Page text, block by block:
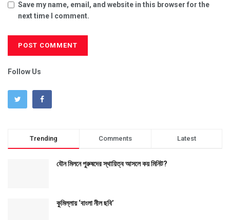
Save my name, email, and website in this browser for the
next time I comment.
Follow Us
Trending Comments Latest
যৌন মিলনে পুরুষদের স্থায়িত্ব আসলে কয় মিনিট?
কুমিল্লায় ‘বাংলা নীল ছবি’